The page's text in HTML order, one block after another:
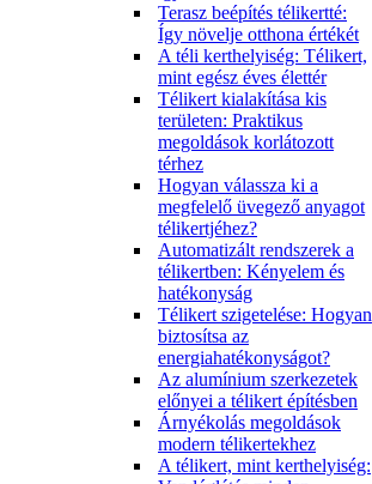
Terasz beépítés télikertté:
Így növelje otthona értékét
A téli kerthelyiség: Télikert,
mint egész éves élettér
Télikert kialakítása kis
területen: Praktikus
megoldások korlátozott
térhez
Hogyan válassza ki a
megfelelő üvegező anyagot
télikertjéhez?
Automatizált rendszerek a
télikertben: Kényelem és
hatékonyság
Télikert szigetelése: Hogyan
biztosítsa az
energiahatékonyságot?
Az alumínium szerkezetek
előnyei a télikert építésben
Árnyékolás megoldások
modern télikertekhez
A télikert, mint kerthelyiség: